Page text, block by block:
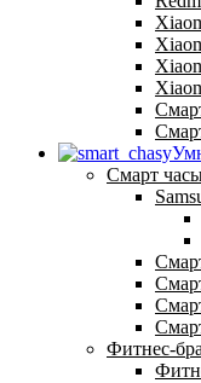
Смарт
Фитнес-